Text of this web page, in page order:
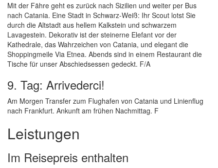
Mit der Fähre geht es zurück nach Sizilien und weiter per Bus
nach Catania. Eine Stadt in Schwarz-Weiß: Ihr Scout lotst Sie
durch die Altstadt aus hellem Kalkstein und schwarzem
Lavagestein. Dekorativ ist der steinerne Elefant vor der
Kathedrale, das Wahrzeichen von Catania, und elegant die
Shoppingmeile Via Etnea. Abends sind in einem Restaurant die
Tische für unser Abschiedsessen gedeckt. F/A
9. Tag: Arrivederci!
Am Morgen Transfer zum Flughafen von Catania und Linienflug
nach Frankfurt. Ankunft am frühen Nachmittag. F
Leistungen
Im Reisepreis enthalten